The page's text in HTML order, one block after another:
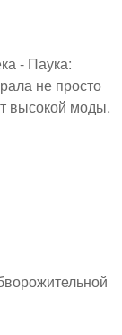
- Паука:
не просто
высокой моды.